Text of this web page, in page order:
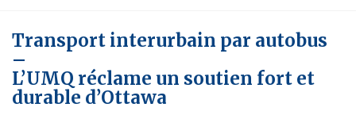
Transport interurbain par autobus
–
L’UMQ réclame un soutien fort et
durable d’Ottawa